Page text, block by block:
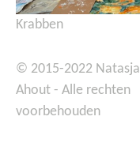
Krabben
© 2015-2022 Natasja
Ahout - Alle rechten
voorbehouden